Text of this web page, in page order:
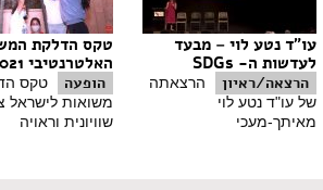
עו"ד נטע לוי – מבעד
לעדשות ה- SDGs
הרצאה/ראיון
הרצאתה
של עו"ד נטע לוי
מאיתך-מעכי
טקס הדלקת
האלטרנטיבי 2021
הופעה
טקס
משואות לישראל
שוויונית וראויה